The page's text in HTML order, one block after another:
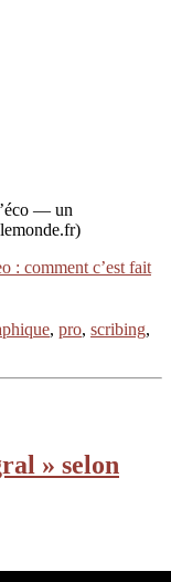
— un
: comment c’est fait
, pro, scribing,
» selon